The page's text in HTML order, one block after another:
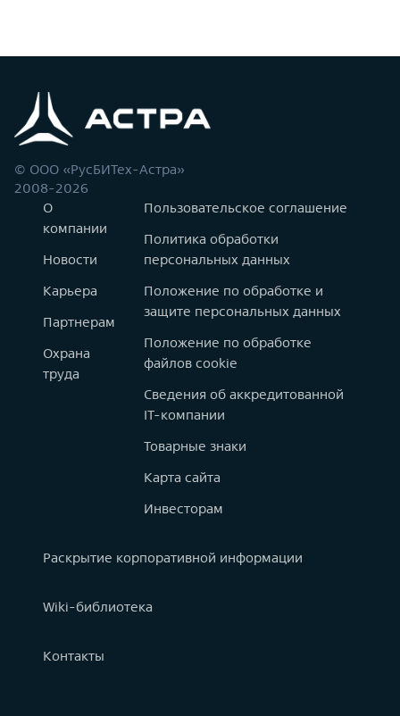
© ООО «РусБИТех-Астра»
2008-2026
О
компании
Новости
Карьера
Партнерам
Охрана
труда
Пользовательское соглашение
Политика обработки
персональных данных
Положение по обработке и
защите персональных данных
Положение по обработке
файлов cookie
Сведения об аккредитованной
IT-компании
Товарные знаки
Карта сайта
Инвесторам
Раскрытие корпоративной информации
Wiki-библиотека
Контакты